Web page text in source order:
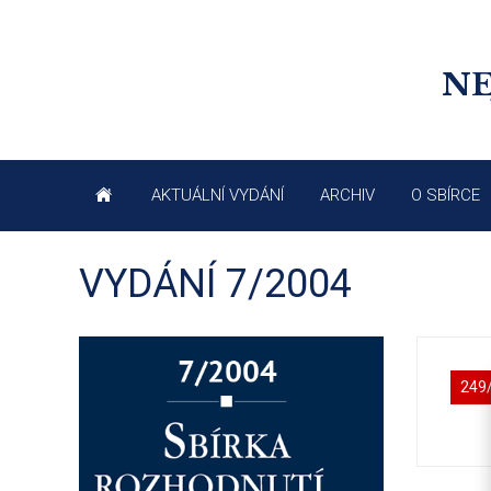
AKTUÁLNÍ VYDÁNÍ ARCHIV O SBÍRCE
VYDÁNÍ 7/2004
249/